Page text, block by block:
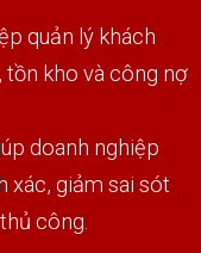
quản lý khách
tồn kho và công nợ
doanh nghiệp
xác, giảm sai sót
công.